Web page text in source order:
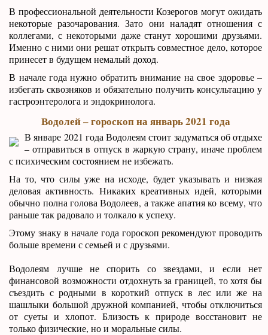
В профессиональной деятельности Козерогов могут ожидать
некоторые разочарования. Зато они наладят отношения с
коллегами, с некоторыми даже станут хорошими друзьями.
Именно с ними они решат открыть совместное дело, которое
принесет в будущем немалый доход.
В начале года нужно обратить внимание на свое здоровье –
избегать сквозняков и обязательно получить консультацию у
гастроэнтеролога и эндокринолога.
Водолей – гороскоп на январь 2021 года
В январе 2021 года Водолеям стоит задуматься об отдыхе
– отправиться в отпуск в жаркую страну, иначе проблем
с психическим состоянием не избежать.
На то, что силы уже на исходе, будет указывать и низкая
деловая активность. Никаких креативных идей, которыми
обычно полна голова Водолеев, а также апатия ко всему, что
раньше так радовало и толкало к успеху.
Этому знаку в начале года гороскоп рекомендуют проводить
больше времени с семьей и с друзьями.
Водолеям лучше не спорить со звездами, и если нет
финансовой возможности отдохнуть за границей, то хотя бы
съездить с родными в короткий отпуск в лес или же на
шашлыки большой дружной компанией, чтобы отключиться
от суеты и хлопот. Близость к природе восстановит не
только физические, но и моральные силы.